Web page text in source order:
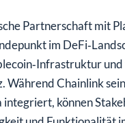
Partnerschaft mit
im
Während Chainlink
integriert, können